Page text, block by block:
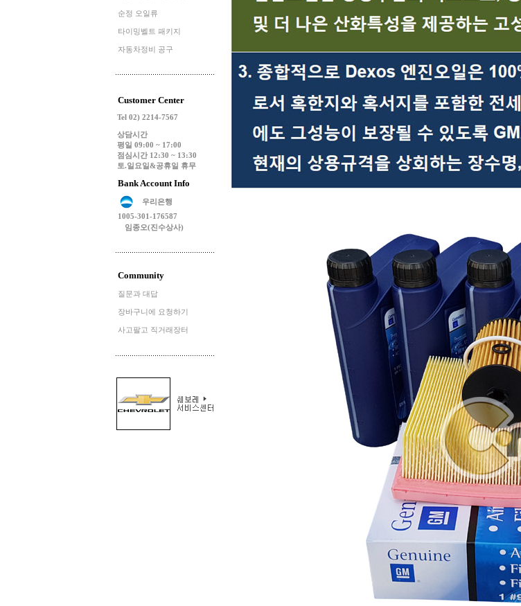
순정 오일류
타이밍벨트 패키지
자동차정비 공구
Customer Center
Tel 02) 2214-7567
상담시간
평일 09:00 ~ 17:00
점심시간 12:30 ~ 13:30
토.일요일&공휴일 휴무
Bank Account Info
우리은행
1005-301-176587
임종오(진수상사)
Community
질문과 대답
장바구니에 요청하기
사고팔고 직거래장터